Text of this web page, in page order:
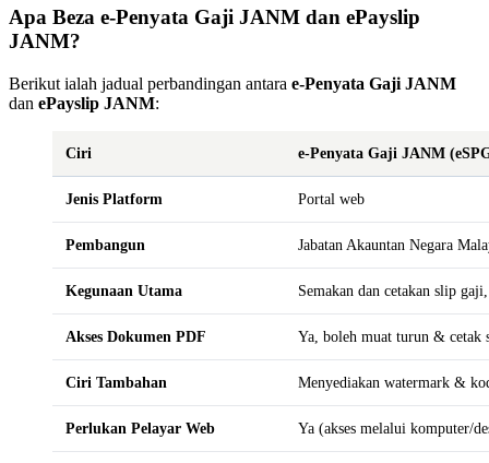
Apa Beza e-Penyata Gaji JANM dan ePayslip
JANM?
Berikut ialah jadual perbandingan antara e-Penyata Gaji JANM
dan ePayslip JANM:
Ciri e-Penyata Gaji JANM
Jenis Platform Portal web
Pembangun Jabatan Akauntan Negara
Kegunaan Utama Semakan dan cetakan slip
Akses Dokumen PDF Ya, boleh muat turun & cetak
Ciri Tambahan Menyediakan watermark &
Perlukan Pelayar Web Ya (akses melalui komputer/